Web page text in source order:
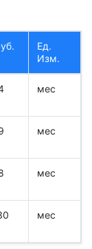
Ед.
Изм.
мес
мес
мес
мес